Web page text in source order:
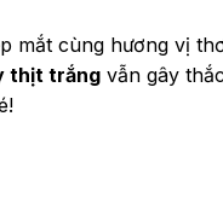
mắt cùng hương vị
thịt trắng vẫn gây